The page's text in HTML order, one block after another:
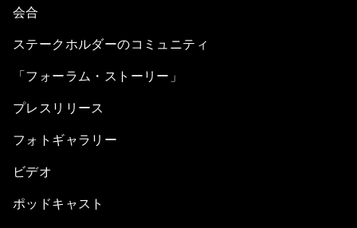
会合
ステークホルダーのコミュニティ
「フォーラム・ストーリー」
プレスリリース
フォトギャラリー
ビデオ
ポッドキャスト